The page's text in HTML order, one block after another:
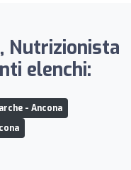
Nutrizionista
elenchi:
- Ancona